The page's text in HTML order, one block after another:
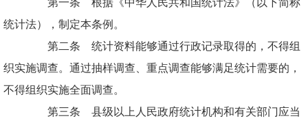
统计法），制定本条例。
第二条 统计资料能够通过行政记录取得的，不得组
织实施调查。通过抽样调查、重点调查能够满足统计需要的，
不得组织实施全面调查。
第三条 县级以上人民政府统计机构和有关部门应当